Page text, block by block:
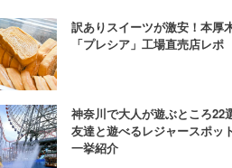
訳ありスイーツが激安！本厚
「プレシア」工場直売店レポ
神奈川で大人が遊ぶところ22
友達と遊べるレジャースポッ
一挙紹介